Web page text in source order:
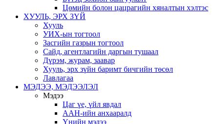
Цөмийн болон цацрагийн хяналтын хэлтэс
ХУУЛЬ, ЭРХ ЗҮЙ
Хууль
УИХ-ын тогтоол
Засгийн газрын тогтоол
Сайд, агентлагийн даргын тушаал
Дүрэм, журам, заавар
Хууль, эрх зүйн баримт бичгийн төсөл
Лавлагаа
МЭДЭЭ, МЭДЭЭЛЭЛ
Мэдээ
Цаг үе, үйл явдал
ААН-ийн анхааралд
Үнийн мэдээ